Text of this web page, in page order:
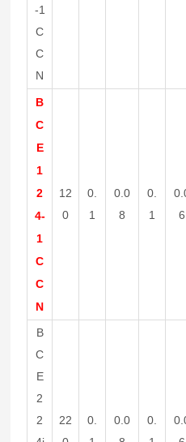
-1
C
C
N
B
C
E
1
2
4-
1
C
C
N
12
0
0.
1
0.0
8
0.
1
6
B
C
E
2
2
22
0.
0.0
0.